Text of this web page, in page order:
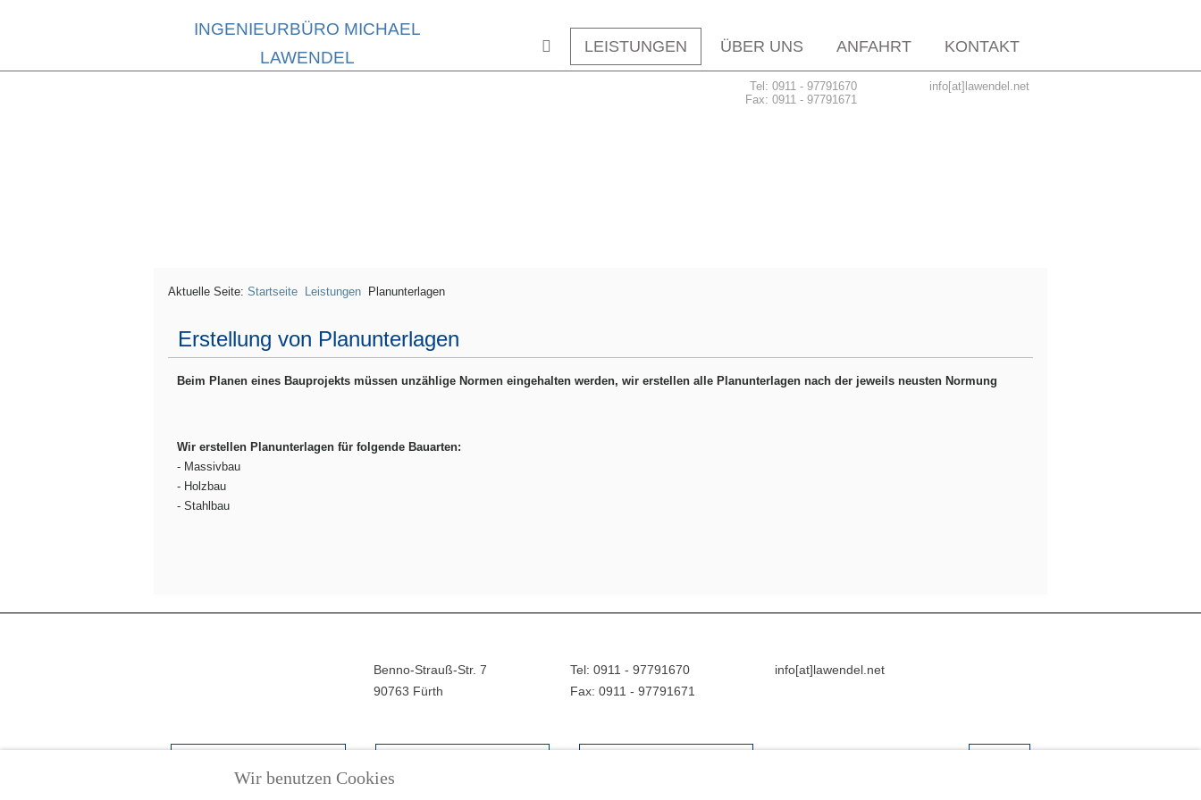
INGENIEURBÜRO MICHAEL
LAWENDEL
Tel: 0911 - 97791670
Fax: 0911 - 97791671
info[at]lawendel.net
LEISTUNGEN ÜBER UNS ANFAHRT KONTAKT
Aktuelle Seite: Startseite Leistungen Planunterlagen
Erstellung von Planunterlagen
Beim Planen eines Bauprojekts müssen unzählige Normen eingehalten werden, wir erstellen alle Planunterlagen nach der jeweils neusten Normung
Wir erstellen Planunterlagen für folgende Bauarten:
- Massivbau
- Holzbau
- Stahlbau
Benno-Strauß-Str. 7
90763 Fürth
Tel: 0911 - 97791670
Fax: 0911 - 97791671
info[at]lawendel.net
Wir benutzen Cookies